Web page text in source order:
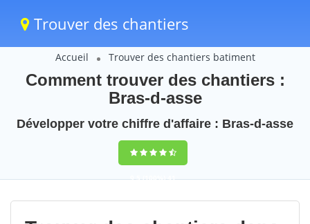
Trouver des chantiers
Accueil Trouver des chantiers batiment
Comment trouver des chantiers :
Bras-d-asse
Développer votre chiffre d'affaire : Bras-d-asse
9,5(100%)41
votes